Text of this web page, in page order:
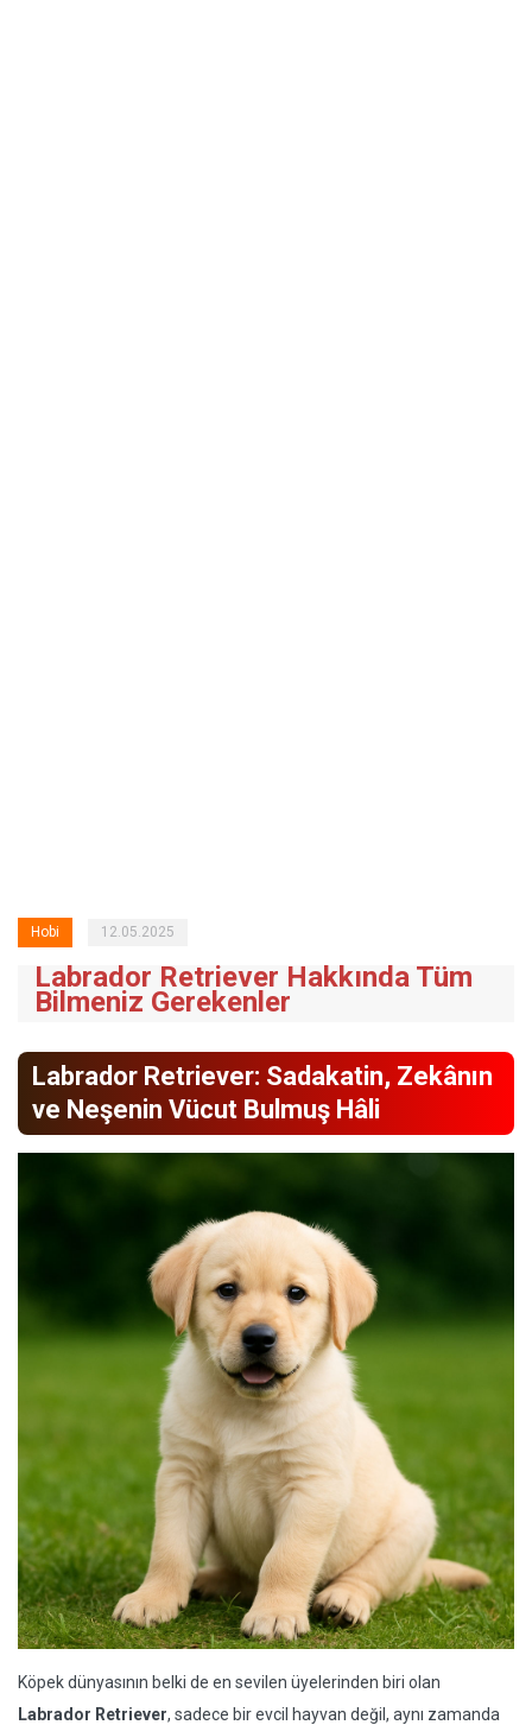
Hobi 12.05.2025
Labrador Retriever Hakkında Tüm
Bilmeniz Gerekenler
Labrador Retriever: Sadakatin, Zekânın
ve Neşenin Vücut Bulmuş Hâli
Köpek dünyasının belki de en sevilen üyelerinden biri olan
Labrador Retriever, sadece bir evcil hayvan değil, aynı zamanda